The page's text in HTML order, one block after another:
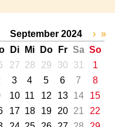
September 2024
Di Mi Do Fr Sa So
27 28 29 30 31
1
3 4 5 6 7
8
10 11 12 13 14
15
17 18 19 20 21
22
› »